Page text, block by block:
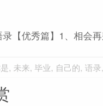
【优秀篇】1、相会
, 未来, 毕业, 自己的, 语录,